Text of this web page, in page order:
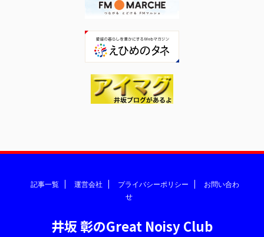
記事一覧 運営会社 プライバシーポリシー
お問い合わ
せ
井坂 彰のGreat Noisy Club